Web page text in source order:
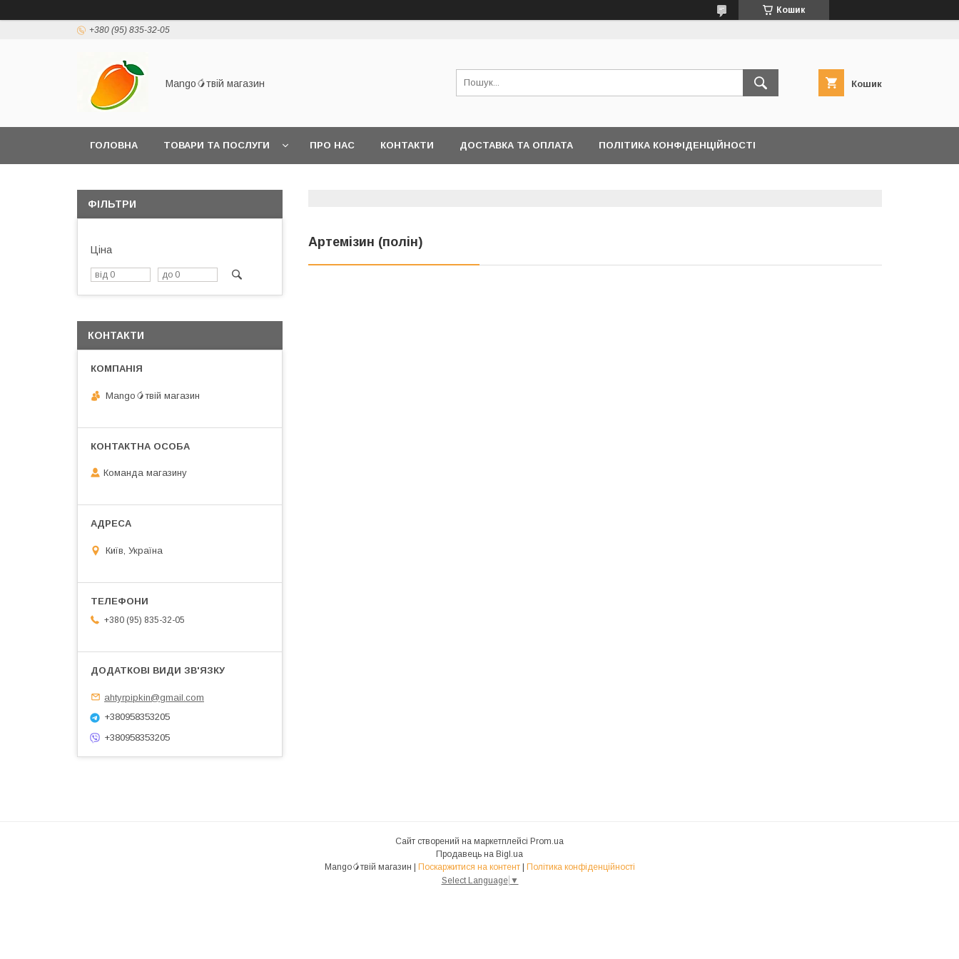
Кошик
+380 (95) 835-32-05
Mango🥭твій магазин Кошик
ГОЛОВНА ТОВАРИ ТА ПОСЛУГИ ПРО НАС КОНТАКТИ ДОСТАВКА ТА ОПЛАТА ПОЛІТИКА КОНФІДЕНЦІЙНОСТІ
Артемізин (полін)
ФІЛЬТРИ
Ціна
КОНТАКТИ
Mango🥭твій магазин
Команда магазину
Київ, Україна
+380 (95) 835-32-05
ahtyrpipkin@gmail.com
+380958353205
+380958353205
Сайт створений на маркетплейсі Prom.ua
Продавець на Bigl.ua
Поскаржитися на контент
Політика конфіденційності
Select Language ▼